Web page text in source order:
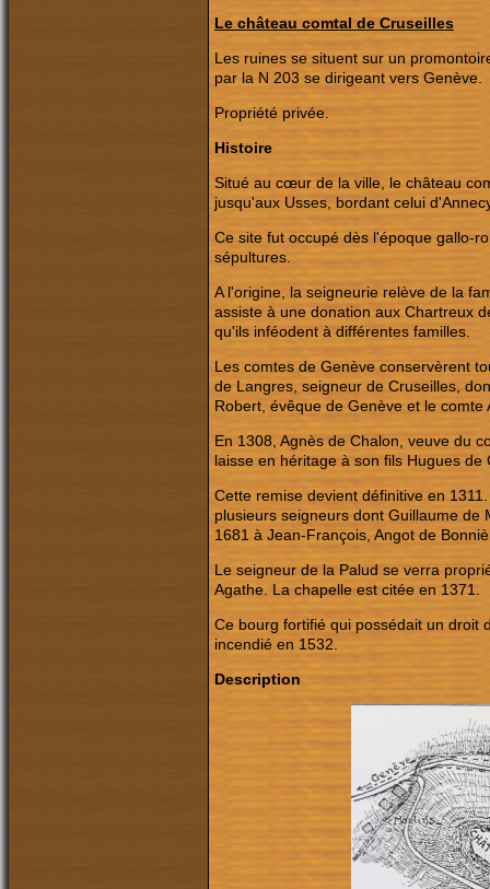
Le château comtal de Cruseilles
Les ruines se situent sur un
par la N 203 se dirigeant vers Genève.
Propriété privée.
Histoire
Situé au cœur de la ville, le château
jusqu'aux Usses, bordant celui
Ce site fut occupé dès l'époque gallo-
sépultures.
A l'origine, la seigneurie relève de la
assiste à une donation aux Chartreux
qu'ils inféodent à différentes familles.
Les comtes de Genève conservèrent
de Langres, seigneur de Cruseilles,
Robert, évêque de Genève et le comte
En 1308, Agnès de Chalon, veuve du
laisse en héritage à son fils Hugues
Cette remise devient définitive en
plusieurs seigneurs dont Guillaume de
1681 à Jean-François, Angot de
Le seigneur de la Palud se verra
Agathe. La chapelle est citée en 1371.
Ce bourg fortifié qui possédait un droit
incendié en 1532.
Description